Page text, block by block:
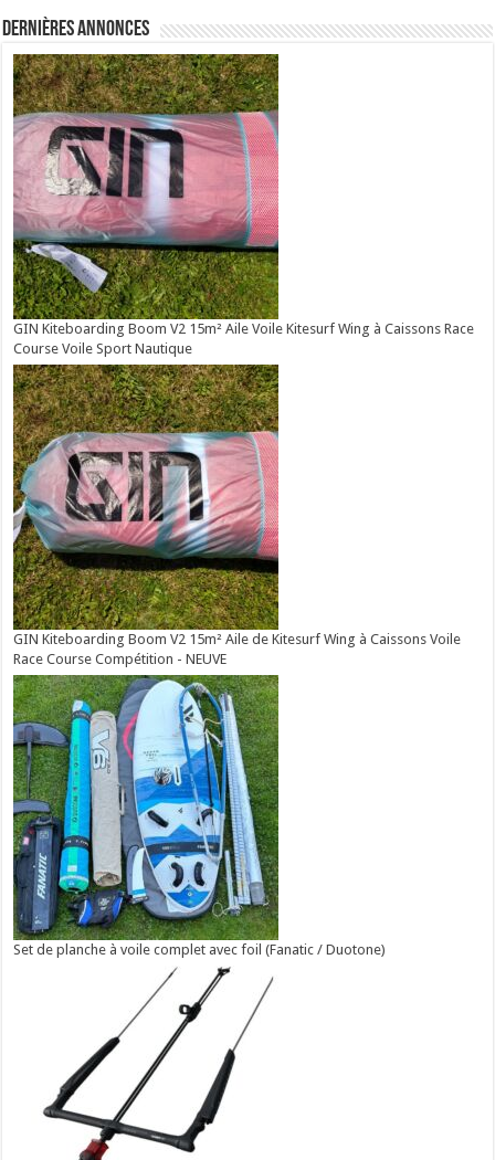
Dernières annonces
GIN Kiteboarding Boom V2 15m² Aile Voile Kitesurf Wing à Caissons Race
Course Voile Sport Nautique
GIN Kiteboarding Boom V2 15m² Aile de Kitesurf Wing à Caissons Voile
Race Course Compétition - NEUVE
Set de planche à voile complet avec foil (Fanatic / Duotone)